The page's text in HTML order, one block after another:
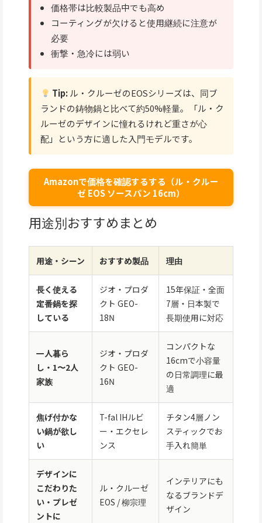
価格帯は比較製品中でも高め
コーティングが欠けると使用継続に注意が
必要
衝撃・急冷には弱い
Tip:ル・クルーゼのEOSシリーズは、同ブ
ランドの鋳物鍋と比べて約50%軽量。「ル・ク
ルーゼのデザインに憧れるけれど重さが心
配」という方に適した入門モデルです。
Amazonで価格を確認するする（ル・クルー
ゼ EOS ソースパン 16cm）
用途別おすすめまとめ
用途・シーン おすすめ製品 理由
長く使える
定番鍋を探
している
ジオ・プロダ
クト GEO-
18N
15年保証・全面
7層・日本製で
長期使用に対応
一人暮ら
し・1〜2人
家族
ジオ・プロダ
クト GEO-
16N
コンパクトな
16cmで小容量
の日常調理に最
適
焦げ付かな
い鍋が欲し
い
T-fal IHルビ
ー・エクセレ
ンス
チタン4層ノン
スティックでお
手入れ簡単
デザインに
こだわりた
い・プレゼ
ントに
ル・クルーゼ
EOS / 柳宗理
インテリアにも
なるブランドデ
ザイン